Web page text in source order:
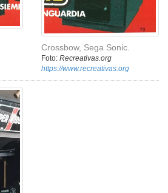
Crossbow, Sega Sonic.
Foto: Recreativas.org
https://www.recreativas.org